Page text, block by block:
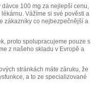
100 mg za nejlepší cenu,
Vážíme si své pověsti a
zákazníky co nejbezpečnější a
proto spolupracujeme pouze s
z našeho skladu v Evropě a
stránkách máte záruku, že
a to ze specializované